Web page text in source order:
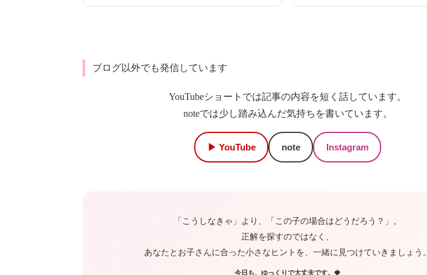
ブログ以外でも発信しています
YouTubeショートでは記事の内容を短く話しています。
noteでは少し踏み込んだ気持ちを書いています。
▶ YouTube note Instagram
「こうしなきゃ」より、「この子の場合はどうだろう？」。
正解を探すのではなく、
あなたとお子さんに合った小さなヒントを、一緒に見つけていきましょう。
今日も、ゆっくりで大丈夫です。🍓